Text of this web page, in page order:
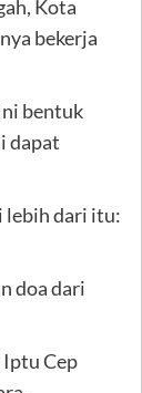
Kota
bekerja
bentuk
dapat
lebih dari itu:
doa dari
Cep